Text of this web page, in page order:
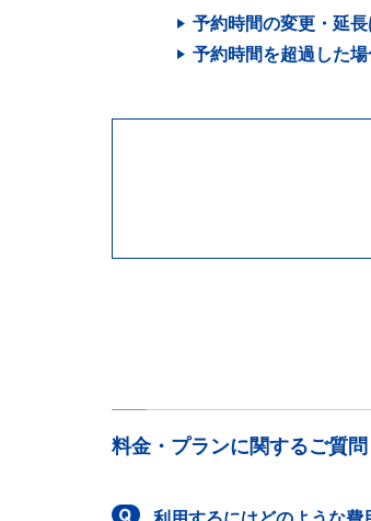
予約時間の変更・延長
予約時間を超過した
料金・プランに関するご質問